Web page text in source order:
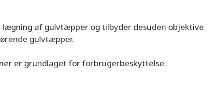
af gulvtæpper og tilbyder desuden objektive
gulvtæpper.
er grundlaget for forbrugerbeskyttelse.